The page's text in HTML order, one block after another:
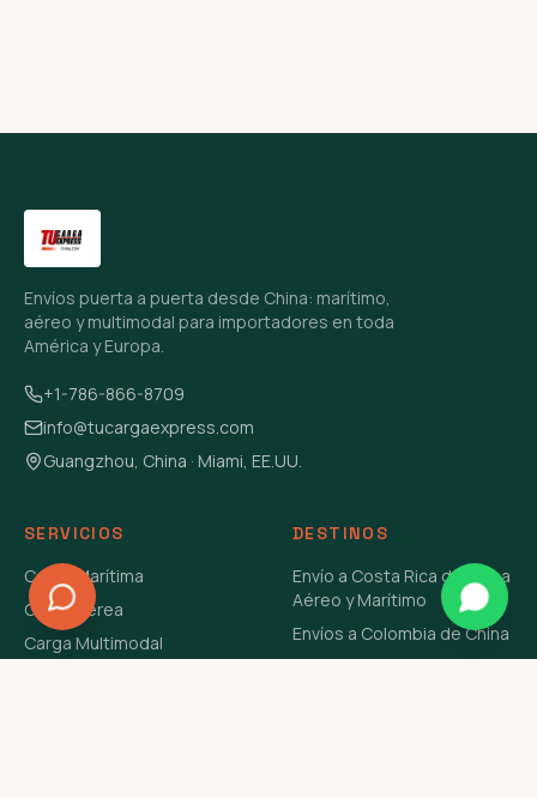
Envíos puerta a puerta desde China: marítimo,
aéreo y multimodal para importadores en toda
América y Europa.
+1-786-866-8709
info@tucargaexpress.com
Guangzhou, China · Miami, EE.UU.
SERVICIOS
Carga Marítima
Carga Aérea
Carga Multimodal
DESTINOS
Envío a Costa Rica de China
Aéreo y Marítimo
Envíos a Colombia de China